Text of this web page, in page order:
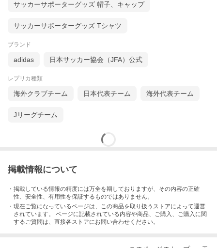
サッカーサポーターグッズ 帽子、キャップ
サッカーサポーターグッズ Tシャツ
ブランド
adidas 日本サッカー協会（JFA）公式
レプリカ種類
海外クラブチーム 日本代表チーム 海外代表チーム
Jリーグチーム
掲載情報について
・掲載している情報の精度には万全を期しておりますが、その内容の正確
性、安全性、有用性を保証するものではありません。
・現在ご覧になっているページは、この商品を取り扱うストアによって運営
されています。 ページに記載されている内容や商品、ご購入 、ご購入に関
するご質問は、直接各ストアにお問い合わせください。